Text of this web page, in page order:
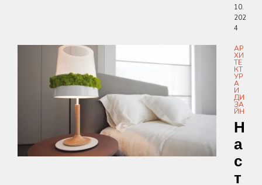
10.
202
4
АР
ХИ
ТЕ
КТ
УР
А
И
ДИ
ЗА
ЙН
Н
А
С
Т